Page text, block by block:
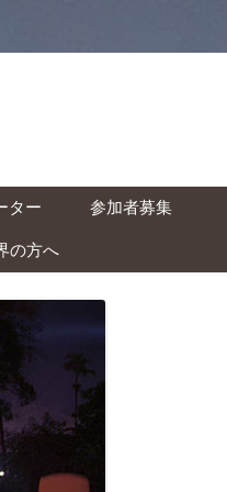
ター
ーター ( ドライバー付
チャーター ( ドライバ
ンタルバイク )
参加者募集
の方へ